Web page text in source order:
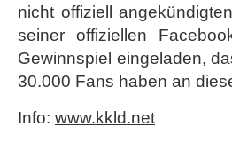
nicht offiziell
seiner offiziellen
Gewinnspiel eingeladen,
30.000 Fans haben an
Info: www.kkld.net